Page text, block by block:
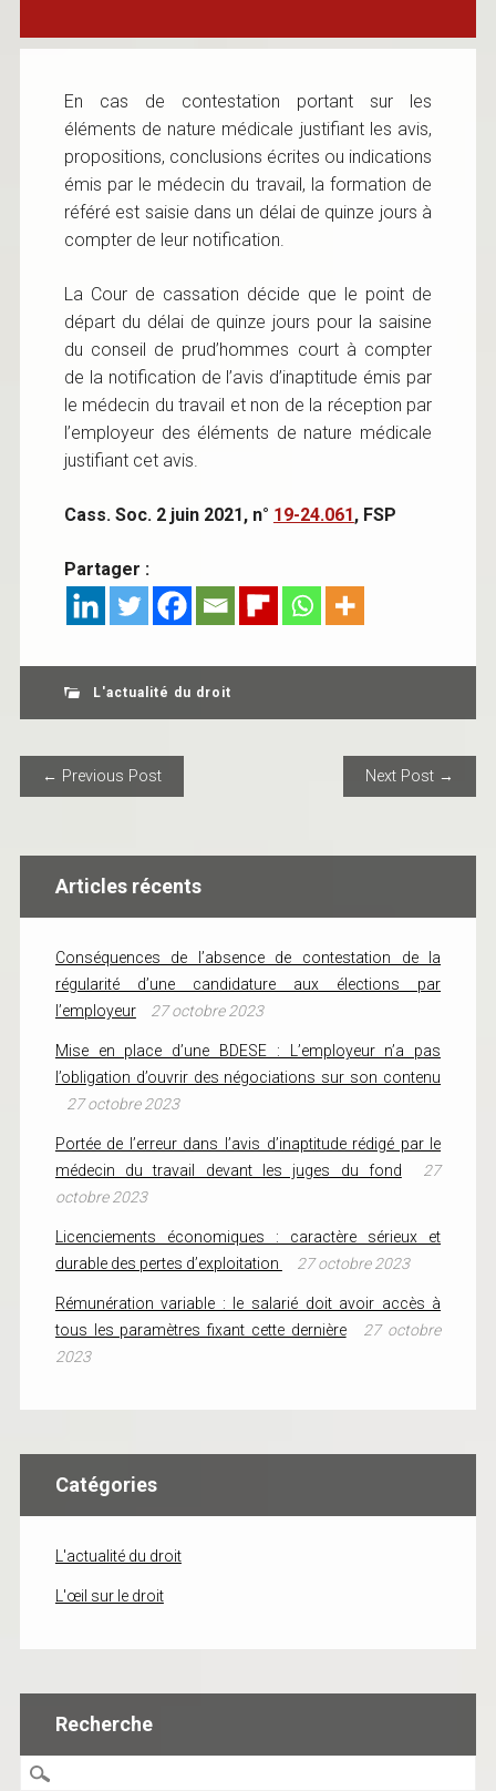
En cas de contestation portant sur les
éléments de nature médicale justifiant les avis,
propositions, conclusions écrites ou indications
émis par le médecin du travail, la formation de
référé est saisie dans un délai de quinze jours à
compter de leur notification.
La Cour de cassation décide que le point de
départ du délai de quinze jours pour la saisine
du conseil de prud’hommes court à compter
de la notification de l’avis d’inaptitude émis par
le médecin du travail et non de la réception par
l’employeur des éléments de nature médicale
justifiant cet avis.
Cass. Soc. 2 juin 2021, n° 19-24.061, FSP
Partager :
L'actualité du droit
POST NAVIGATION
← Previous Post Next Post →
Articles récents
Conséquences de l’absence de contestation de la
régularité d’une candidature aux élections par
l’employeur
27 octobre 2023
Mise en place d’une BDESE : L’employeur n’a pas
l’obligation d’ouvrir des négociations sur son contenu
27 octobre 2023
Portée de l’erreur dans l’avis d’inaptitude rédigé par le
médecin du travail devant les juges du fond
27
octobre 2023
Licenciements économiques : caractère sérieux et
durable des pertes d’exploitation
27 octobre 2023
Rémunération variable : le salarié doit avoir accès à
tous les paramètres fixant cette dernière
27 octobre
2023
Catégories
L'actualité du droit
L'œil sur le droit
Recherche